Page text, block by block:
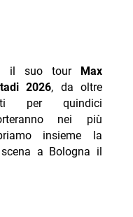
il suo tour
Max
2026, da oltre
per quindici
nei più
insieme la
a Bologna il